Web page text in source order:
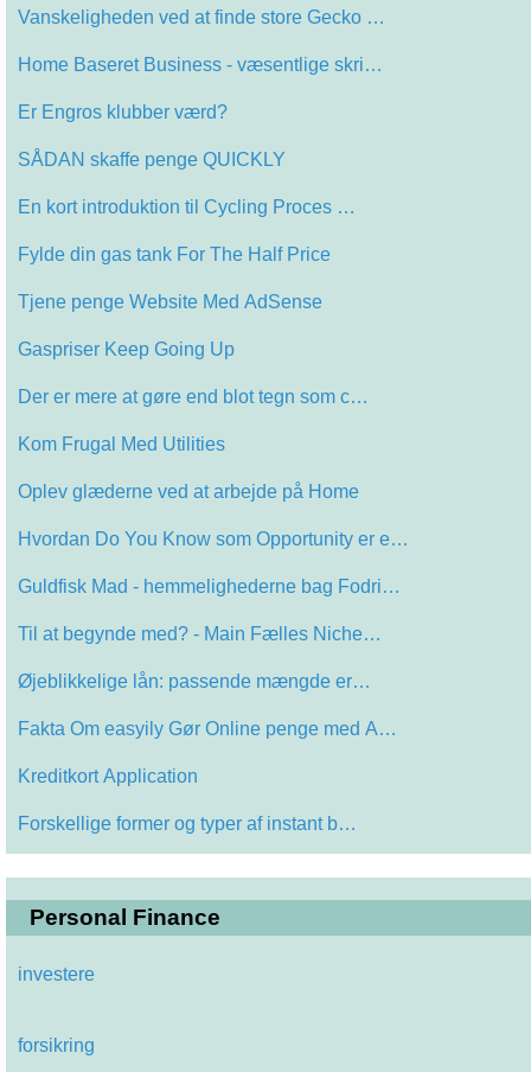
Vanskeligheden ved at finde store Gecko …
Home Baseret Business - væsentlige skri…
Er Engros klubber værd?
SÅDAN skaffe penge QUICKLY
En kort introduktion til Cycling Proces …
Fylde din gas tank For The Half Price
Tjene penge Website Med AdSense
Gaspriser Keep Going Up
Der er mere at gøre end blot tegn som c…
Kom Frugal Med Utilities
Oplev glæderne ved at arbejde på Home
Hvordan Do You Know som Opportunity er e…
Guldfisk Mad - hemmelighederne bag Fodri…
Til at begynde med? - Main Fælles Niche…
Øjeblikkelige lån: passende mængde er…
Fakta Om easyily Gør Online penge med A…
Kreditkort Application
Forskellige former og typer af instant b…
Personal Finance
investere
forsikring